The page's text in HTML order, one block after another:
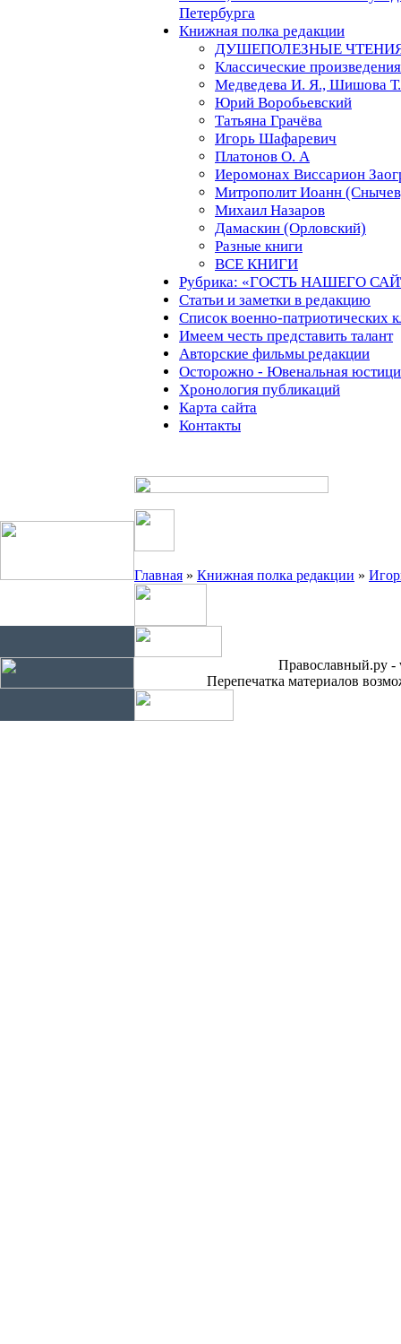
Петербурга
Книжная полка редакции
ДУШЕПОЛЕЗНЫЕ
Классические произведения
Медведева И. Я., Шишова
Юрий Воробьевский
Татьяна Грачёва
Игорь Шафаревич
Платонов О. А
Иеромонах Виссарион
Митрополит Иоанн
Михаил Назаров
Дамаскин (Орловский)
Разные книги
ВСЕ КНИГИ
Рубрика: «ГОСТЬ НАШЕГО
Статьи и заметки в редакцию
Список военно-патриотических
Имеем честь представить талант
Авторские фильмы редакции
Осторожно - Ювенальная
Хронология публикаций
Карта сайта
Контакты
Главная » Книжная полка редакции »
Православный.ру -
Перепечатка материалов